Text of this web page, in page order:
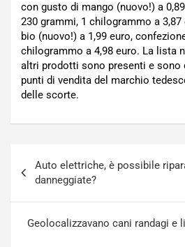
con gusto di mango (nuovo!) a
230 grammi, 1 chilogrammo a 3,87
bio (nuovo!) a 1,99 euro,
chilogrammo a 4,98 euro. La lista
altri prodotti sono presenti e sono
punti di vendita del marchio
delle scorte.
articoli
Auto elettriche, è possibile
danneggiate?
Geolocalizzavano cani randagi e